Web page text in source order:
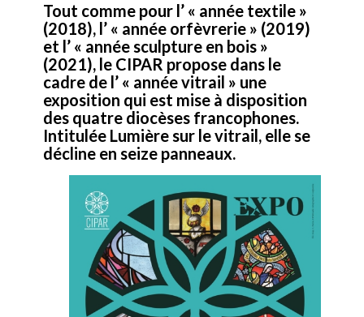
Tout comme pour l’ « année textile »
(2018), l’ « année orfèvrerie » (2019)
et l’ « année sculpture en bois »
(2021), le CIPAR propose dans le
cadre de l’ « année vitrail » une
exposition qui est mise à disposition
des quatre diocèses francophones.
Intitulée Lumière sur le vitrail, elle se
décline en seize panneaux.